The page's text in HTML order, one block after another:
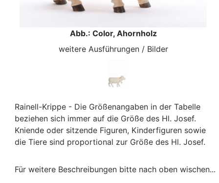
Abb.: Color, Ahornholz
weitere Ausführungen / Bilder
Rainell-Krippe - Die Größenangaben in der Tabelle
beziehen sich immer auf die Größe des Hl. Josef.
Kniende oder sitzende Figuren, Kinderfiguren sowie
die Tiere sind proportional zur Größe des Hl. Josef.
Für weitere Beschreibungen bitte nach oben wischen...